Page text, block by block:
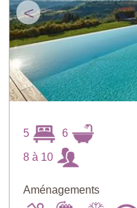
<
5 6
8 à 10
Aménagements